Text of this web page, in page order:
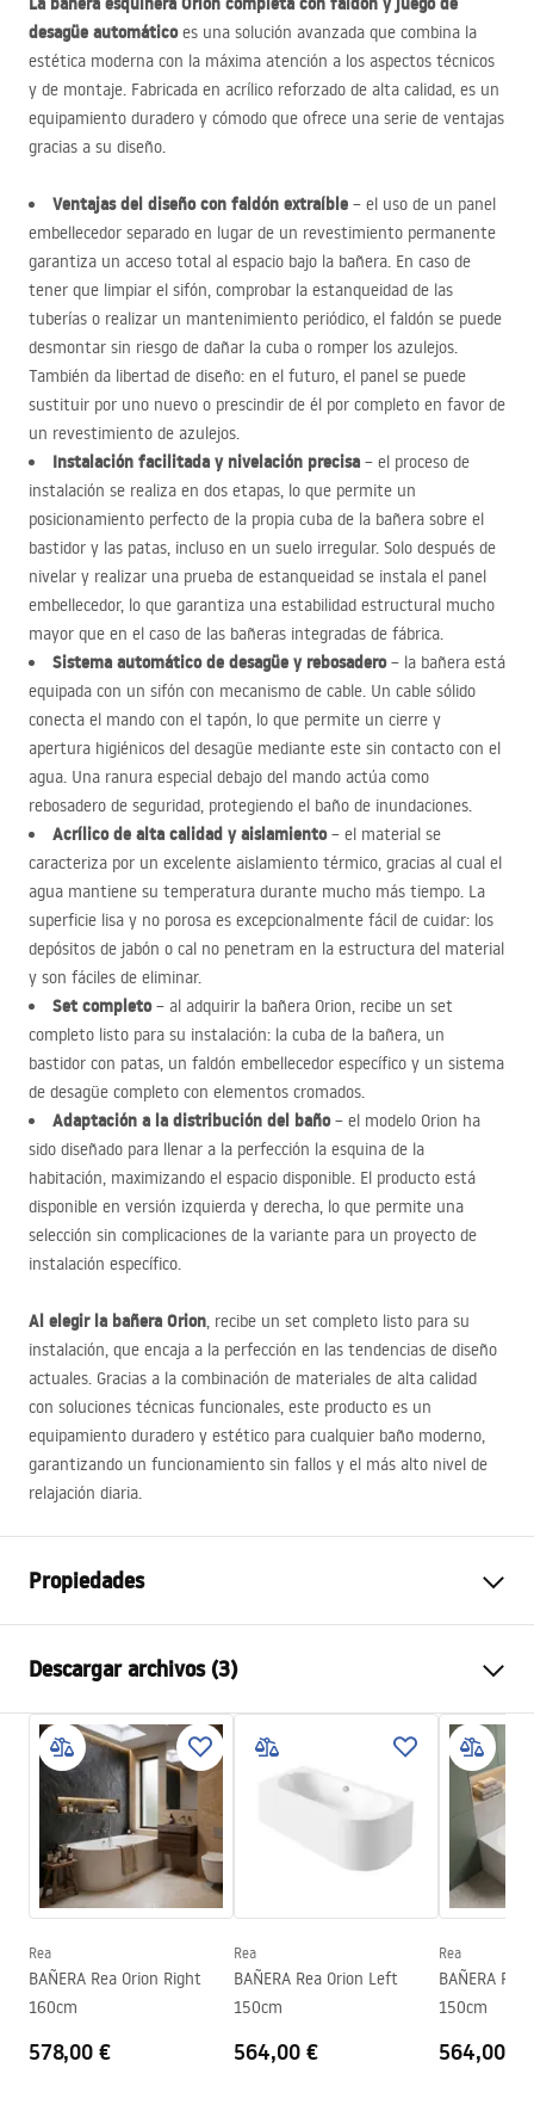
desagüe automáticoes una solución avanzada que combina la
estética moderna con la máxima atención a los aspectos técnicos
y de montaje. Fabricada en acrílico reforzado de alta calidad, es un
equipamiento duradero y cómodo que ofrece una serie de ventajas
gracias a su diseño.
Ventajas del diseño con faldón extraíble – el uso de un panel
embellecedor separado en lugar de un revestimiento permanente
garantiza un acceso total al espacio bajo la bañera. En caso de
tener que limpiar el sifón, comprobar la estanqueidad de las
tuberías o realizar un mantenimiento periódico, el faldón se puede
desmontar sin riesgo de dañar la cuba o romper los azulejos.
También da libertad de diseño: en el futuro, el panel se puede
sustituir por uno nuevo o prescindir de él por completo en favor de
un revestimiento de azulejos.
Instalación facilitada y nivelación precisa – el proceso de
instalación se realiza en dos etapas, lo que permite un
posicionamiento perfecto de la propia cuba de la bañera sobre el
bastidor y las patas, incluso en un suelo irregular. Solo después de
nivelar y realizar una prueba de estanqueidad se instala el panel
embellecedor, lo que garantiza una estabilidad estructural mucho
mayor que en el caso de las bañeras integradas de fábrica.
Sistema automático de desagüe y rebosadero– la bañera está
equipada con un sifón con mecanismo de cable. Un cable sólido
conecta el mando con el tapón, lo que permite un cierre y
apertura higiénicos del desagüe mediante este sin contacto con el
agua. Una ranura especial debajo del mando actúa como
rebosadero de seguridad, protegiendo el baño de inundaciones.
Acrílico de alta calidad y aislamiento– el material se
caracteriza por un excelente aislamiento térmico, gracias al cual el
agua mantiene su temperatura durante mucho más tiempo. La
superficie lisa y no porosa es excepcionalmente fácil de cuidar: los
depósitos de jabón o cal no penetram en la estructura del material
y son fáciles de eliminar.
Set completo– al adquirir la bañera Orion, recibe un set
completo listo para su instalación: la cuba de la bañera, un
bastidor con patas, un faldón embellecedor específico y un sistema
de desagüe completo con elementos cromados.
Adaptación a la distribución del baño– el modelo Orion ha
sido diseñado para llenar a la perfección la esquina de la
habitación, maximizando el espacio disponible. El producto está
disponible en versión izquierda y derecha, lo que permite una
selección sin complicaciones de la variante para un proyecto de
instalación específico.
Al elegir la bañera Orion, recibe un set completo listo para su
instalación, que encaja a la perfección en las tendencias de diseño
actuales. Gracias a la combinación de materiales de alta calidad
con soluciones técnicas funcionales, este producto es un
equipamiento duradero y estético para cualquier baño moderno,
garantizando un funcionamiento sin fallos y el más alto nivel de
relajación diaria.
Propiedades
Color
Material
Acrílico
Longitud
1695
Anchura
750mm
Altura
Lado de instalación
Izquierda
Válvula y sifón incluidos
Garantía
Descargar archivos (3)
Información de seguridad
WARUNKI_BEZPIECZENSTWA_WANNY.pdf
Condiciones de garantía
Warranty_Terms_and_Conditions_Bathtubs.pdf
Instrucciones de montaje
Orion_160_170.pdf
Rea
BAÑERA Rea Orion Right
160cm
578,00 €
Rea
BAÑERA Rea Orion Left
150cm
564,00 €
Rea
BAÑERA
150cm
564,00 €